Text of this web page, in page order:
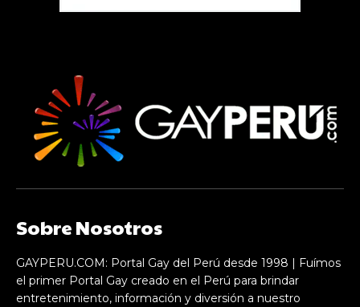
Sobre Nosotros
GAYPERU.COM: Portal Gay del Perú desde 1998 | Fuímos
el primer Portal Gay creado en el Perú para brindar
entretenimiento, información y diversión a nuestro